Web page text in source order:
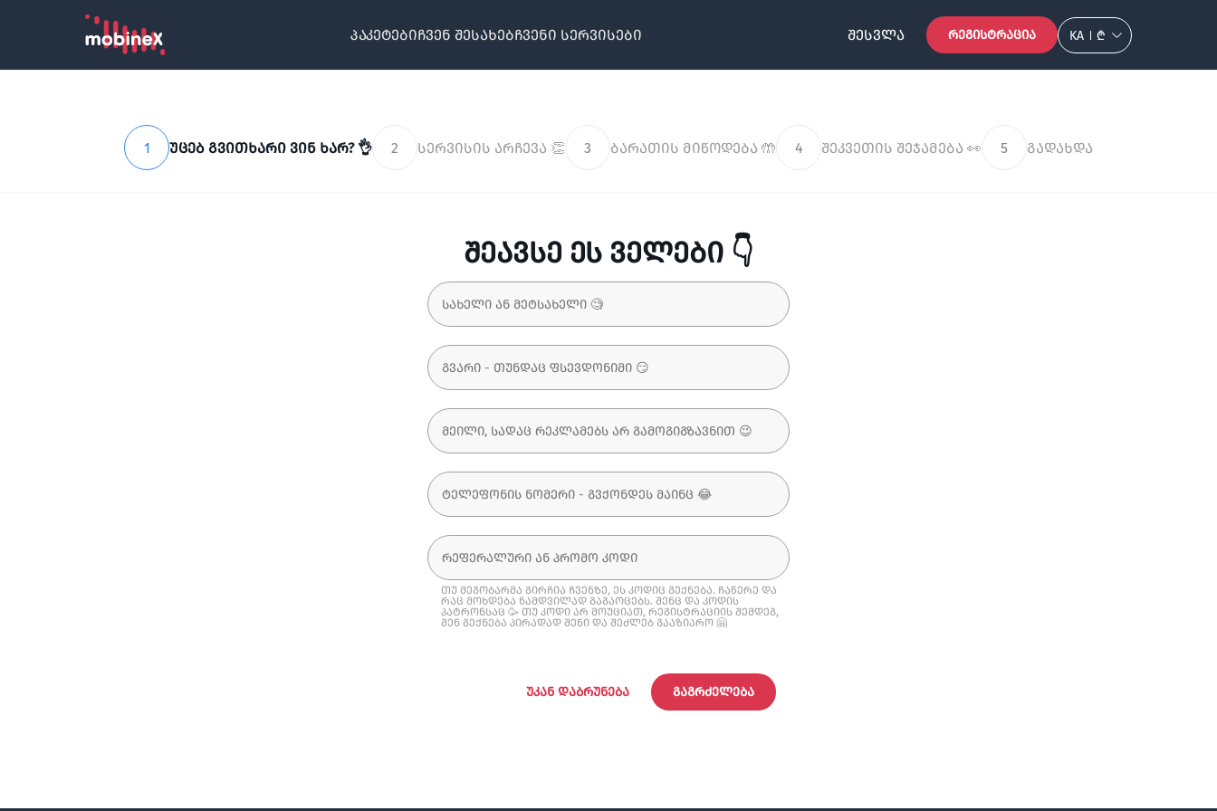
პაკეტებიჩვენ შესახებჩვენი სერვისები ᲨᲔᲡᲕᲚᲐ ᲠᲔᲒᲘᲡᲢᲠᲐᲪᲘᲐ KA ₾
1 უცებ გვითხარი ვინ ხარ? 👌 2 სერვისის არჩევა 👏 3 ბარათის მიწოდება 🤲 4 შეკვეთის შეჯამება 👀 5 გადახდა
შეავსე ეს ველები 👇
თუ მეგობარმა გირჩია ჩვენზე, ეს კოდიც გექნება. ჩაწერე და
რაც მოხდება ნამდვილად გაგაოცებს. შენც და კოდის
პატრონსაც 🥳 თუ კოდი არ მოუციათ, რეგისტრაციის შემდეგ,
შენ გექნება პირადად შენი და შეძლებ გააზიარო 🤗
ᲣᲙᲐᲜ ᲓᲐᲑᲠᲣᲜᲔᲑᲐ ᲒᲐᲒᲠᲫᲔᲚᲔᲑᲐ